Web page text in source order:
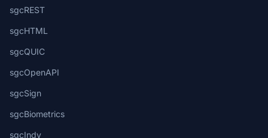
sgcREST
sgcHTML
sgcQUIC
sgcOpenAPI
sgcSign
sgcBiometrics
sgcIndy